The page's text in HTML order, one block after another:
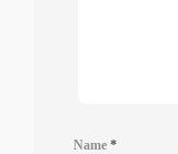
Name *